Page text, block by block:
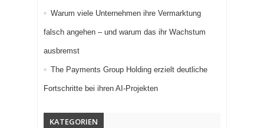
Warum viele Unternehmen ihre Vermarktung
falsch angehen – und warum das ihr Wachstum
ausbremst
The Payments Group Holding erzielt deutliche
Fortschritte bei ihren AI-Projekten
KATEGORIEN